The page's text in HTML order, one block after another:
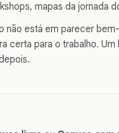
mapas da jornada
não está em parecer
certa para o trabalho.